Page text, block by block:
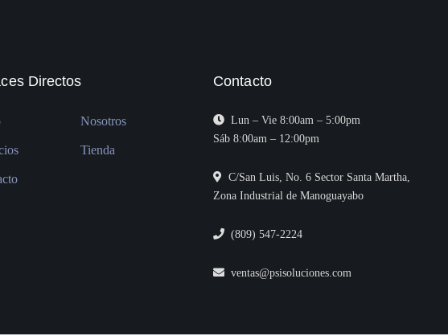
Directos
Nosotros
Tienda
Contacto
Lun – Vie 8:00am – 5:00pm
Sáb 8:00am – 12:00pm
C/San Luis, No. 6 Sector Santa Martha,
Zona Industrial de Manoguayabo
(809) 547-2224
ventas@psisoluciones.com